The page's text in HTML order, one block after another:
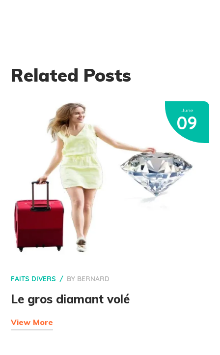
Related Posts
June
09
FAITS DIVERS BY BERNARD
Le gros diamant volé
View More